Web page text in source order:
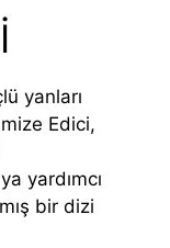
yanları
Edici,
yardımcı
bir dizi